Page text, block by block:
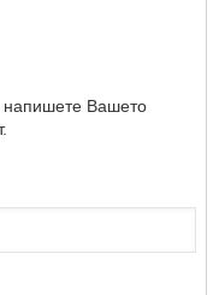
напишете Вашето